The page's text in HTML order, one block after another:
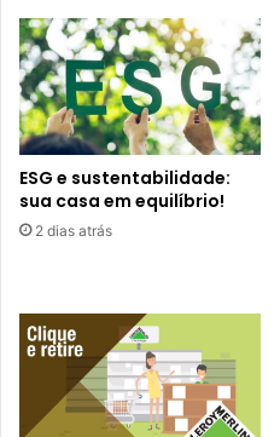
ESG e sustentabilidade:
sua casa em equilíbrio!
2 dias atrás